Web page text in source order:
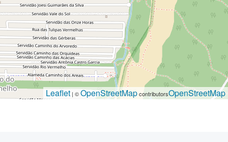
Leaflet | ©OpenStreetMapcontributorsOpenStreetMap